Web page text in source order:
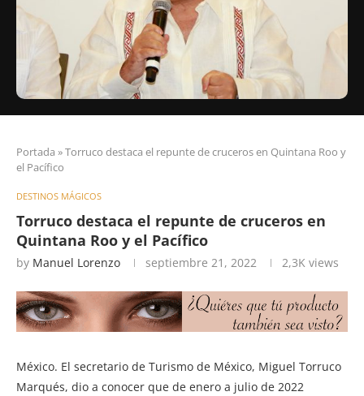
Portada »Torruco destaca el repunte de cruceros en Quintana Roo y
el Pacífico
DESTINOS MÁGICOS
Torruco destaca el repunte de cruceros en
Quintana Roo y el Pacífico
by Manuel Lorenzo septiembre 21, 2022 2,3K views
México. El secretario de Turismo de México, Miguel Torruco
Marqués, dio a conocer que de enero a julio de 2022